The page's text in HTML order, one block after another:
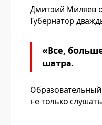
Дмитрий Миляев
Губернатор
«Все,
шатра.
не только